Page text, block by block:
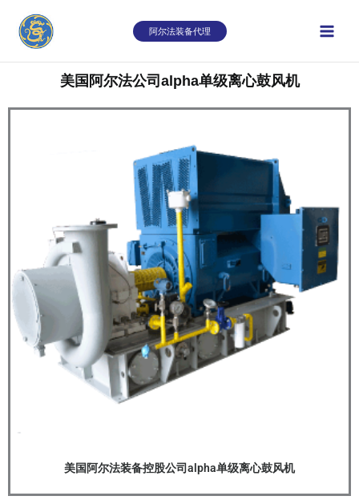
容
阿尔法装备代理
美国阿尔法公司alpha单级离心鼓风机
美国阿尔法装备控股公司alpha单级离心鼓风机